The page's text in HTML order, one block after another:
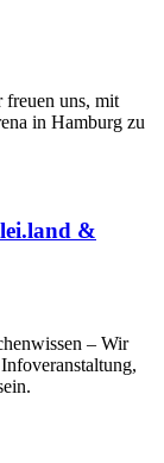
freuen uns, mit
in Hamburg zu
&
– Wir